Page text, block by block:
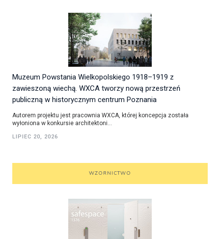
Muzeum Powstania Wielkopolskiego 1918–1919 z
zawieszoną wiechą. WXCA tworzy nową przestrzeń
publiczną w historycznym centrum Poznania
Autorem projektu jest pracownia WXCA, której koncepcja została
wyłoniona w konkursie architektoni...
LIPIEC 20, 2026
WZORNICTWO